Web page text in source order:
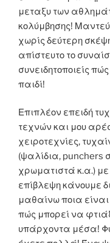
μεταξυ των
κολύμβησης!
χωρίς δεύτερη
απίστευτο το
συνειδητοποιείς
παιδί!
Επιπλέον επειδή
τεχνών και μου
χειροτεχνίες,
(ψαλίδια, punchers
χρωματιστά κ.α.) με
επίβλεψη κάνουμε
μαθαίνω ποια
πώς μπορεί να
υπάρχοντα μέσα!